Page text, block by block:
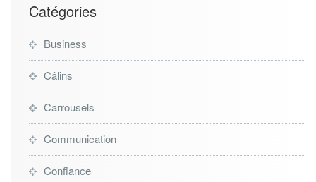
Catégories
Business
Câlins
Carrousels
Communication
Confiance